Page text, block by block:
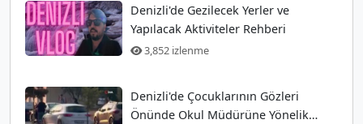
Denizli'de Gezilecek Yerler ve
Yapılacak Aktiviteler Rehberi
3,852 izlenme
Denizli'de Çocuklarının Gözleri
Önünde Okul Müdürüne Yönelik